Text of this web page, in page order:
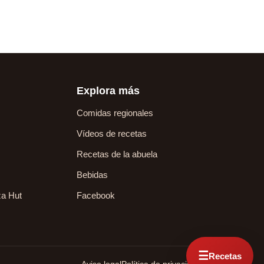
☰Recetas
Hut
Explora más
Comidas regionales
Vídeos de recetas
Recetas de la abuela
Bebidas
Facebook